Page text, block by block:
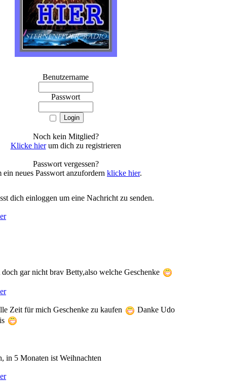
Benutzername
Passwort
Noch kein Mitglied?
Klicke hierum dich zu registrieren
Passwort vergessen?
ein neues Passwort anzufordern klicke hier.
dich einloggen um eine Nachricht zu senden.
gar nicht brav Betty,also welche Geschenke
Zeit für mich Geschenke zu kaufen
Danke Udo
in 5 Monaten ist Weihnachten